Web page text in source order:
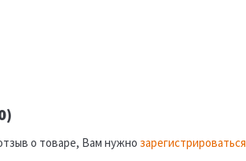
о товаре, Вам нужно зарегистрироваться